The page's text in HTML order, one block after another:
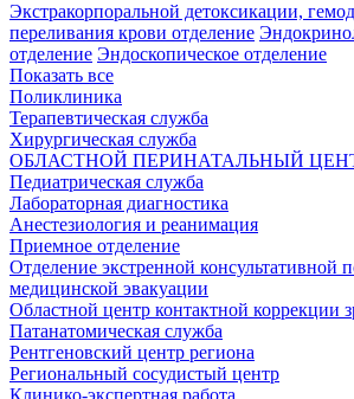
Экстракорпоральной детоксикации,
переливания крови отделение
отделение Эндоскопическое отделение
Показать все
Поликлиника
Терапевтическая служба
Хирургическая служба
ОБЛАСТНОЙ ПЕРИНАТАЛЬНЫЙ
Педиатрическая служба
Лабораторная диагностика
Анестезиология и реанимация
Приемное отделение
Отделение экстренной консультативной
медицинской эвакуации
Областной центр контактной коррекции
Патанатомическая служба
Рентгеновский центр региона
Региональный сосудистый центр